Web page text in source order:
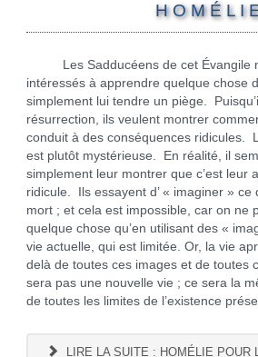
H O M É L I
Les Sadducéens de cet Évangile
intéressés à apprendre quelque chose
simplement lui tendre un piège.
résurrection, ils veulent montrer
conduit à des conséquences ridicules.
est plutôt mystérieuse. En réalité, il
simplement leur montrer que c’est leur
ridicule. Ils essayent d’ « imaginer » ce
mort ; et cela est impossible, car on ne
quelque chose qu’en utilisant des «
vie actuelle, qui est limitée. Or, la vie
delà de toutes ces images et de toutes
sera pas une nouvelle vie ; ce sera la
de toutes les limites de l’existence
LIRE LA SUITE : HOMÉLIE POUR